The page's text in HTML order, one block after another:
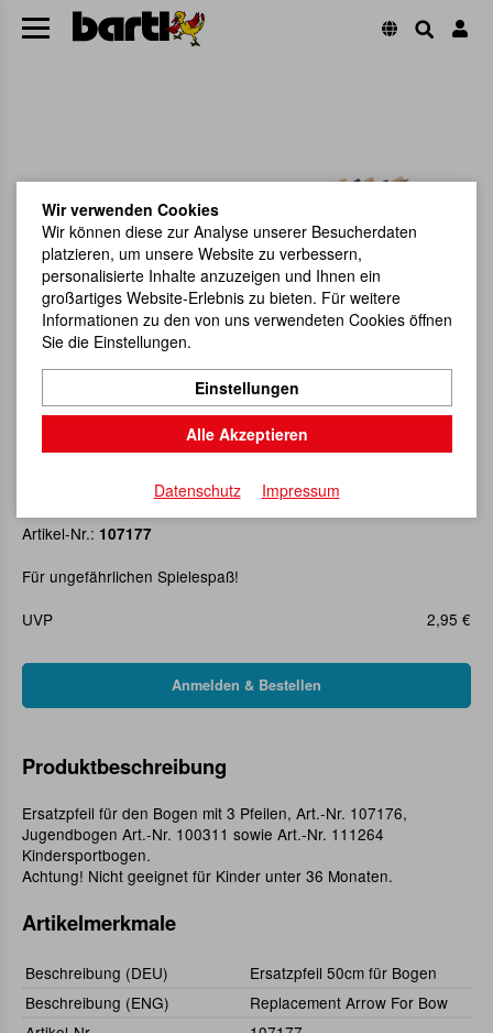
Ersatzpfeil 50cm für Bogen
Artikel-Nr.: 107177
Für ungefährlichen Spielespaß!
UVP
2,95 €
Produktbeschreibung
Ersatzpfeil für den Bogen mit 3 Pfeilen, Art.-Nr. 107176,
Jugendbogen Art.-Nr. 100311 sowie Art.-Nr. 111264
Kindersportbogen.
Achtung! Nicht geeignet für Kinder unter 36 Monaten.
Artikelmerkmale
Beschreibung (DEU)
Ersatzpfeil 50cm für Bogen
Beschreibung (ENG)
Replacement Arrow For Bow
Wir verwenden Cookies
Wir können diese zur Analyse unserer Besucherdaten
platzieren, um unsere Website zu verbessern,
personalisierte Inhalte anzuzeigen und Ihnen ein
großartiges Website-Erlebnis zu bieten. Für weitere
Informationen zu den von uns verwendeten Cookies öffnen
Sie die Einstellungen.
Einstellungen
Alle Akzeptieren
Datenschutz Impressum